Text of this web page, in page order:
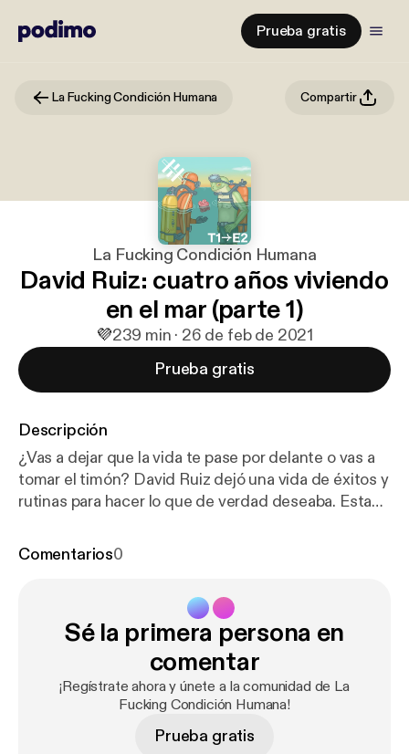
Prueba gratis
La Fucking Condición Humana Compartir
La Fucking Condición Humana
David Ruiz: cuatro años viviendo
en el mar (parte 1)
💜239 min · 26 de feb de 2021
Prueba gratis
Descripción
¿Vas a dejar que la vida te pase por delante o vas a
tomar el timón? David Ruiz dejó una vida de éxitos y
rutinas para hacer lo que de verdad deseaba. Esta
miedos y te hará preguntarte muchas cosas de tu...
Extraordinario. Además de hacer esto posible,
podrás escuchar contenido extra, participar en
nuestros encuentros mensuales y otras fanfarrias.
Tienes toda la información aquí [https://elextraordin
ario.supercast.com/] o en elextraordinario.com/club
esperamos! 🍸 Únete a nuestra comunidad [
Comentarios0
Sé la primera persona en
comentar
¡Regístrate ahora y únete a la comunidad de La
Fucking Condición Humana!
Prueba gratis